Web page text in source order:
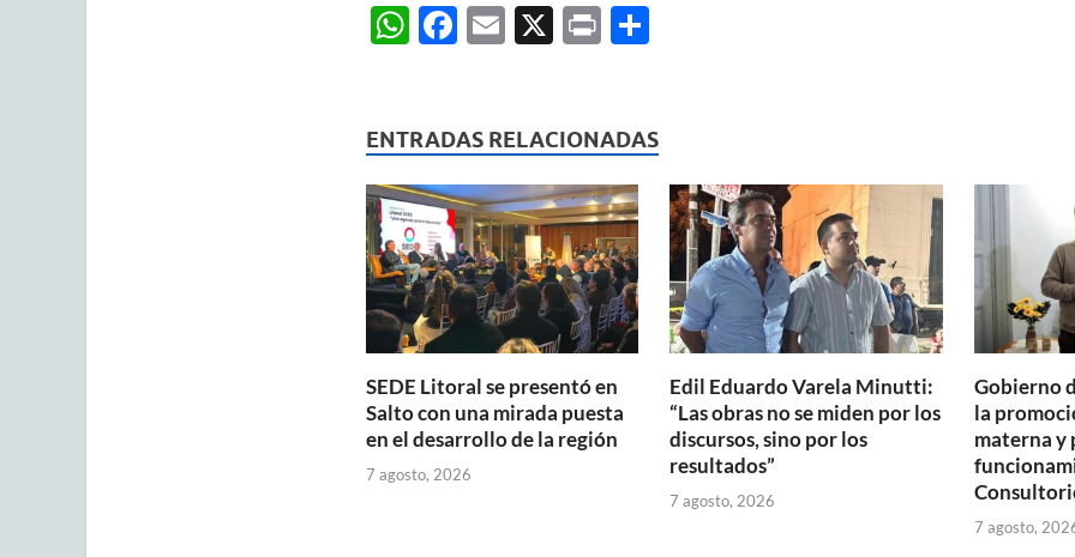
W
s
A
p
p
F
b
o
o
k
E X P C
p
ar
ti
ENTRADAS RELACIONADAS
SEDE Litoral se presentó en
Salto con una mirada puesta
en el desarrollo de la región
7 agosto, 2026
Edil Eduardo Varela Minutti:
“Las obras no se miden por los
discursos, sino por los
resultados”
7 agosto, 2026
Gobierno
la
materna y
7 agosto,